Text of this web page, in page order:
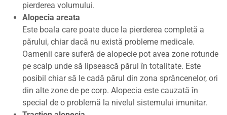
pierderea volumului.
Alopecia areata
Este boala care poate duce la pierderea completă a
părului, chiar dacă nu există probleme medicale.
Oamenii care suferă de alopecie pot avea zone rotunde
pe scalp unde să lipsească părul în totalitate. Este
posibil chiar să le cadă părul din zona sprâncenelor, ori
din alte zone de pe corp. Alopecia este cauzată în
special de o problemă la nivelul sistemului imunitar.